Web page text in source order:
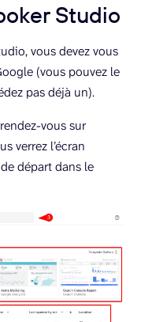
Studio
vous devez vous
(vous pouvez le
pas déjà un).
vous sur
verrez l’écran
départ dans le